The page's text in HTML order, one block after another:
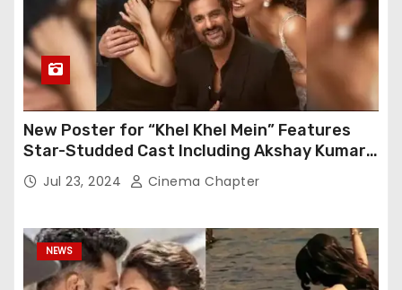
New Poster for “Khel Khel Mein” Features
Star-Studded Cast Including Akshay Kumar,
Taapsee Pannu, Fardeen Khan, and More
Jul 23, 2024 Cinema Chapter
NEWS